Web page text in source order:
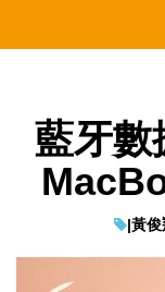
藍牙數
|黃俊